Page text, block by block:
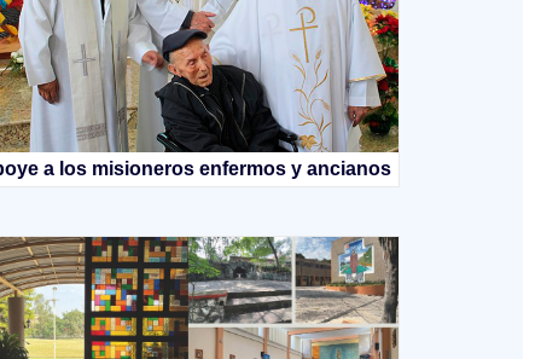
a los misioneros enfermos y ancianos